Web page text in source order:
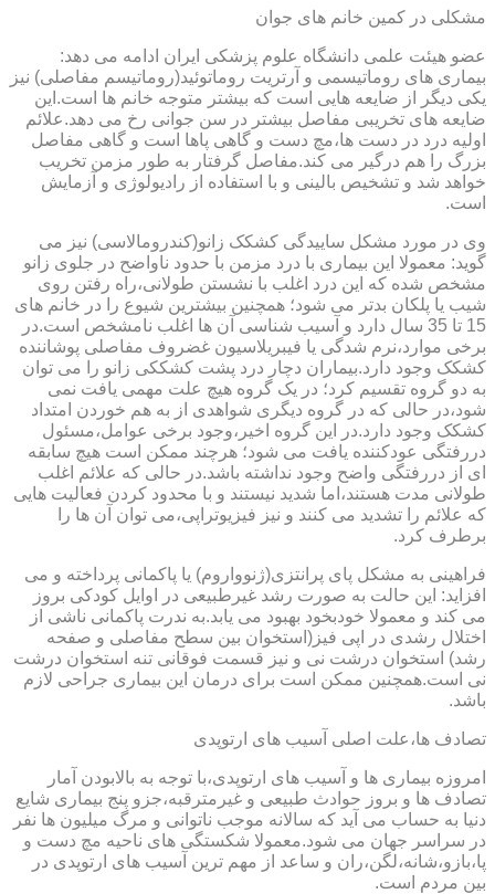
مشکلی در کمین خانم های جوان
عضو هیئت علمی دانشگاه علوم پزشکی ایران ادامه می دهد:
بیماری های روماتیسمی و آرتریت روماتوئید(روماتیسم مفاصلی) نیز
یکی دیگر از ضایعه هایی است که بیشتر متوجه خانم ها است.این
ضایعه های تخریبی مفاصل بیشتر در سن جوانی رخ می دهد.علائم
اولیه درد در دست ها،مچ دست و گاهی پاها است و گاهی مفاصل
بزرگ را هم درگیر می کند.مفاصل گرفتار به طور مزمن تخریب
خواهد شد و تشخیص بالینی و با استفاده از رادیولوژی و آزمایش
است.
وی در مورد مشکل ساییدگی کشکک زانو(کندرومالاسی) نیز می
گوید: معمولا این بیماری با درد مزمن با حدود ناواضح در جلوی زانو
مشخص شده که این درد اغلب با نشستن طولانی،راه رفتن روی
شیب یا پلکان بدتر می شود؛ همچنین بیشترین شیوع را در خانم های
15 تا 35 سال دارد و آسیب شناسی آن ها اغلب نامشخص است.در
برخی موارد،نرم شدگی یا فیبریلاسیون غضروف مفاصلی پوشاننده
کشکک وجود دارد.بیماران دچار درد پشت کشککی زانو را می توان
به دو گروه تقسیم کرد؛ در یک گروه هیچ علت مهمی یافت نمی
شود،در حالی که در گروه دیگری شواهدی از به هم خوردن امتداد
کشکک وجود دارد.در این گروه اخیر،وجود برخی عوامل،مسئول
دررفتگی عودکننده یافت می شود؛ هرچند ممکن است هیچ سابقه
ای از دررفتگی واضح وجود نداشته باشد.در حالی که علائم اغلب
طولانی مدت هستند،اما شدید نیستند و با محدود کردن فعالیت هایی
که علائم را تشدید می کنند و نیز فیزیوتراپی،می توان آن ها را
برطرف کرد.
فراهینی به مشکل پای پرانتزی(ژنوواروم) یا پاکمانی پرداخته و می
افزاید: این حالت به صورت رشد غیرطبیعی در اوایل کودکی بروز
می کند و معمولا خودبخود بهبود می یابد.به ندرت پاکمانی ناشی از
اختلال رشدی در اپی فیز(استخوان بین سطح مفاصلی و صفحه
رشد) استخوان درشت نی و نیز قسمت فوقانی تنه استخوان درشت
نی است.همچنین ممکن است برای درمان این بیماری جراحی لازم
باشد.
تصادف ها،علت اصلی آسیب های ارتوپدی
امروزه بیماری ها و آسیب های ارتوپدی،با توجه به بالابودن آمار
تصادف ها و بروز حوادث طبیعی و غیرمترقبه،جزو پنج بیماری شایع
دنیا به حساب می آید که سالانه موجب ناتوانی و مرگ میلیون ها نفر
در سراسر جهان می شود.معمولا شکستگی های ناحیه مچ دست و
پا،بازو،شانه،لگن،ران و ساعد از مهم ترین آسیب های ارتوپدی در
بین مردم است.